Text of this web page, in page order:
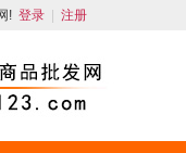
! 登录 注册